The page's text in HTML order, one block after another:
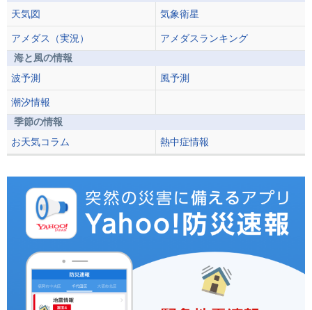
天気図
気象衛星
アメダス（実況）
アメダスランキング
海と風の情報
波予測
風予測
潮汐情報
季節の情報
お天気コラム
熱中症情報